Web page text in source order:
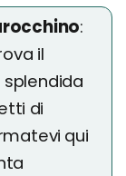
:
il
splendida
di
qui